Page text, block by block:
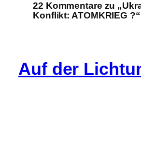
22 Kommentare zu
Konflikt: ATOMKRIEG ?“
Auf der